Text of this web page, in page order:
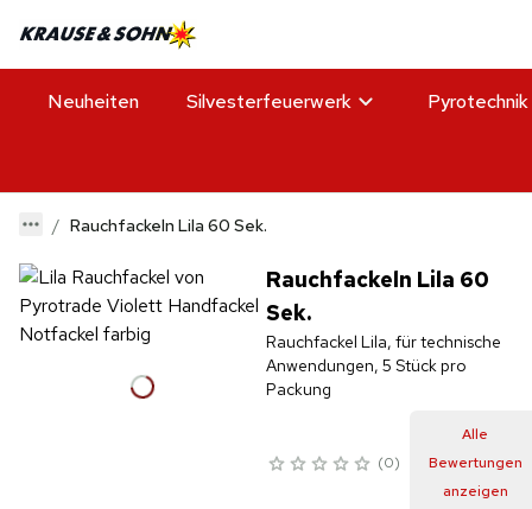
Neuheiten Silvesterfeuerwerk Pyrotechnik
Rauchfackeln Lila 60 Sek.
Rauchfackeln Lila 60
Sek.
Rauchfackel Lila, für technische
Anwendungen, 5 Stück pro
Packung
0
Alle
Bewertungen
anzeigen